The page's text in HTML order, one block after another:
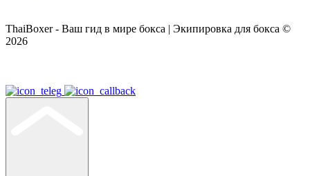
ThaiBoxer - Ваш гид в мире бокса | Экипировка для бокса ©
2026